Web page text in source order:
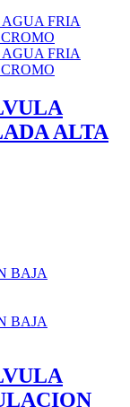
ALTA